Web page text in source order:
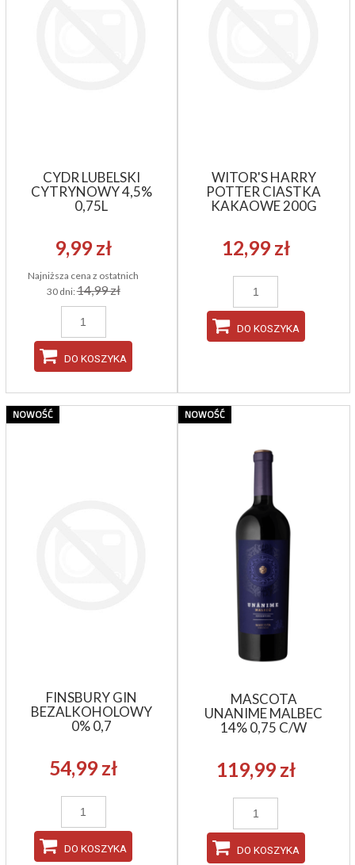
CYDR LUBELSKI
CYTRYNOWY 4,5%
0,75L
9,99 zł
Najniższa cena z ostatnich
30 dni:14,99 zł
DO KOSZYKA
WITOR'S HARRY
POTTER CIASTKA
KAKAOWE 200G
12,99 zł
DO KOSZYKA
FINSBURY GIN
BEZALKOHOLOWY
0% 0,7
54,99 zł
DO KOSZYKA
NOWOŚĆ
MASCOTA
UNANIME MALBEC
14% 0,75 C/W
119,99 zł
DO KOSZYKA
NOWOŚĆ